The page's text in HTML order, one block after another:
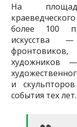
На
более 100
искусства
художников
и
события тех лет.